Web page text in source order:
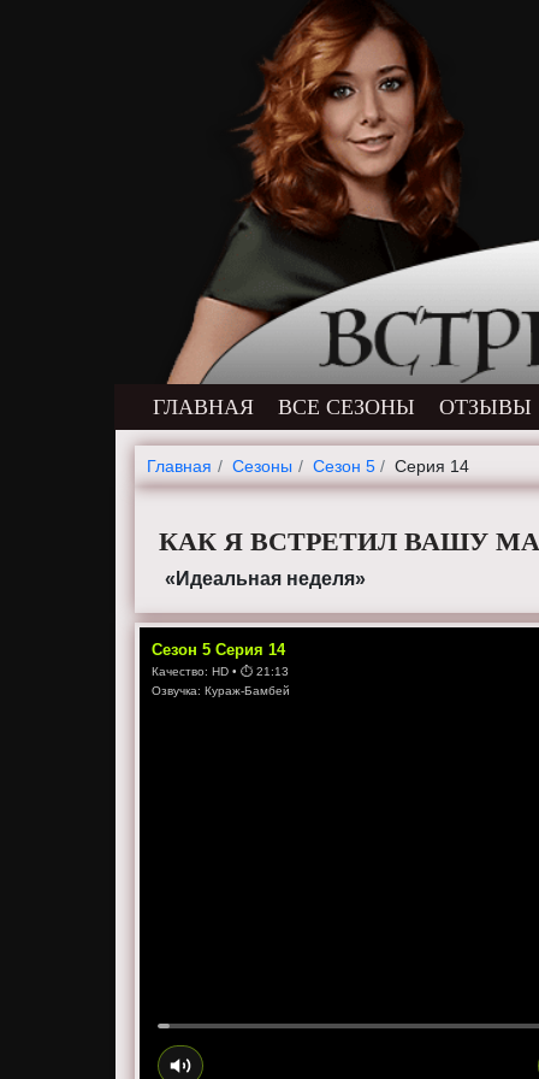
ГЛАВНАЯ ВСЕ СЕЗОНЫ ОТЗЫВЫ
Главная Cезоны Сезон 5 Серия 14
КАК Я ВСТРЕТИЛ ВАШУ
«Идеальная неделя»
Сезон5 Серия14
Качество:HD • ⏱21:13
Озвучка:Кураж-Бамбей